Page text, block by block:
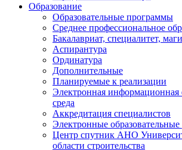
Образование
Образовательные программы
Среднее профессиональное
Бакалавриат, специалитет,
Аспирантура
Ординатура
Дополнительные
Планируемые к реализации
Электронная информационная
среда
Аккредитация специалистов
Электронные образовательные
Центр спутник АНО
области строительства